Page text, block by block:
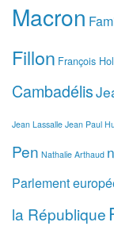
Macron
Fillon François
Cambadélis
Jean Lassalle Jean Paul
Pen Nathalie Arthaud
Parlement
la République